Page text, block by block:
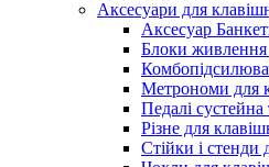
Аксесуари для
Аксесуар
Блоки
Метрономи для
Педалі сустейна
Різне для
Стійки і стенди